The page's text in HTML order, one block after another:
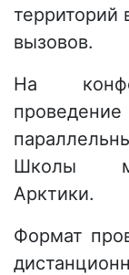
территорий
вызовов.
На
Школы
Арктики.
Формат